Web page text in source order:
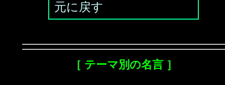
元に戻す
［ テーマ別の名言 ］